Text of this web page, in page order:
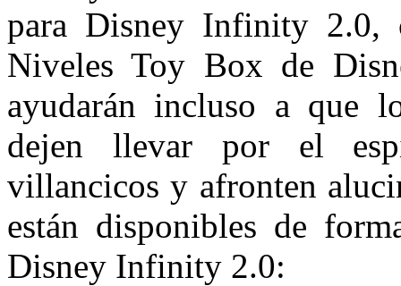
para Disney Infinity 2.0,
Niveles Toy Box de
ayudarán incluso a que
dejen llevar por el
villancicos y afronten
están disponibles de
Disney Infinity 2.0: